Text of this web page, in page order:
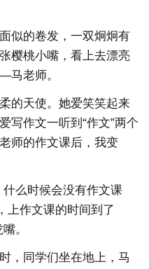
似的卷发，一双炯炯有
樱桃小嘴，看上去漂亮
马老师。
的天使。她爱笑笑起来
写作文一听到“作文”两个
师的作文课后，我变
什么时候会没有作文课
上作文课的时间到了
。
，同学们坐在地上，马